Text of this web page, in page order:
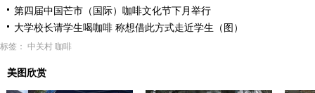
第四届中国芒市（国际）咖啡文化节下月举行
大学校长请学生喝咖啡 称想借此方式走近学生（图）
标签： 中关村 咖啡
美图欣赏